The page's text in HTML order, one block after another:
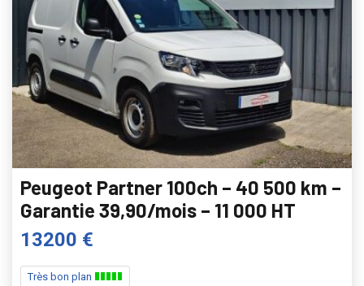
Peugeot Partner 100ch – 40 500 km –
Garantie 39,90/mois – 11 000 HT
13200 €
Très bon plan